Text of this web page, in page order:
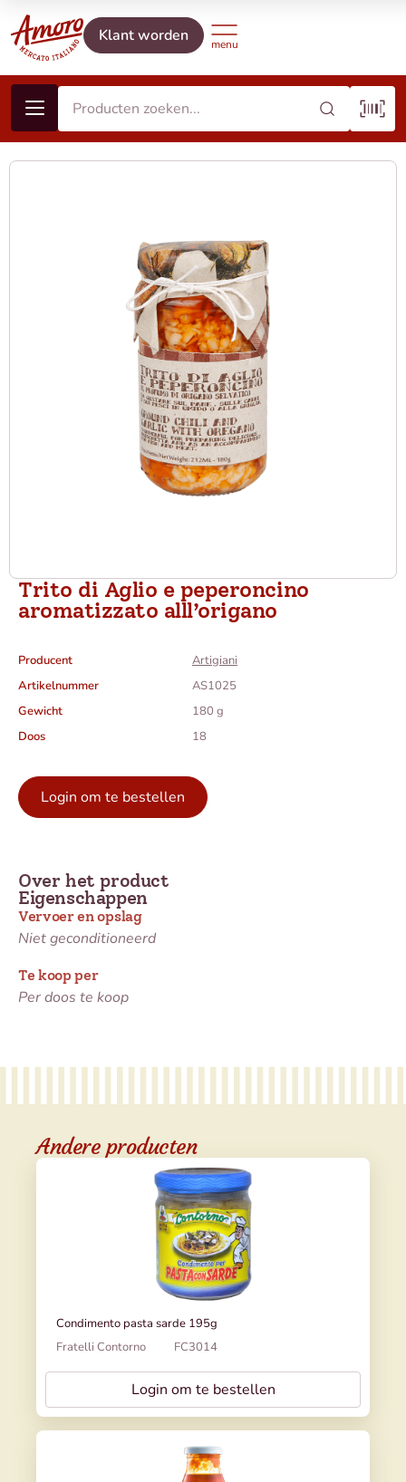
Klant worden
Trito di Aglio e peperoncino
aromatizzato alll’origano
Producent
Artigiani
Artikelnummer
AS1025
Gewicht
180 g
Doos
18
Login om te bestellen
Eigenschappen
Vervoer en opslag
Niet geconditioneerd
Te koop per
Per doos te koop
Over het product
Andere producten
Condimento pasta sarde 195g
Fratelli Contorno
FC3014
Login om te bestellen